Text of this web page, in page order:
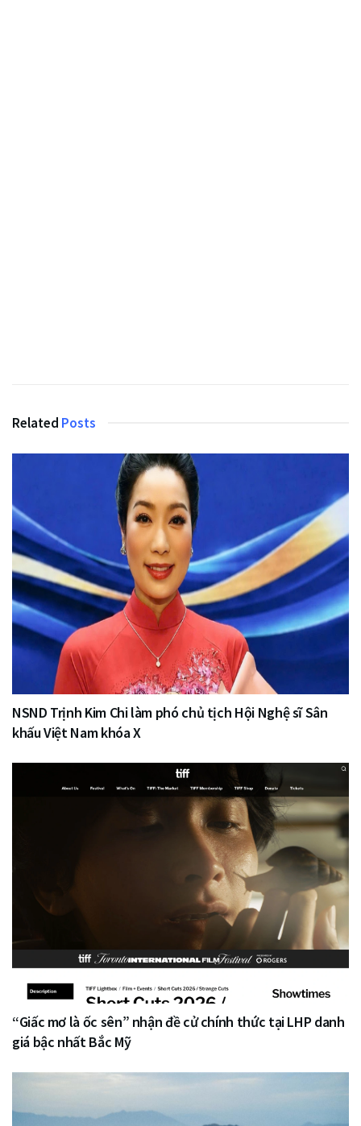
Related Posts
NSND Trịnh Kim Chi làm phó chủ tịch Hội Nghệ sĩ Sân
khấu Việt Nam khóa X
“Giấc mơ là ốc sên” nhận đề cử chính thức tại LHP danh
giá bậc nhất Bắc Mỹ